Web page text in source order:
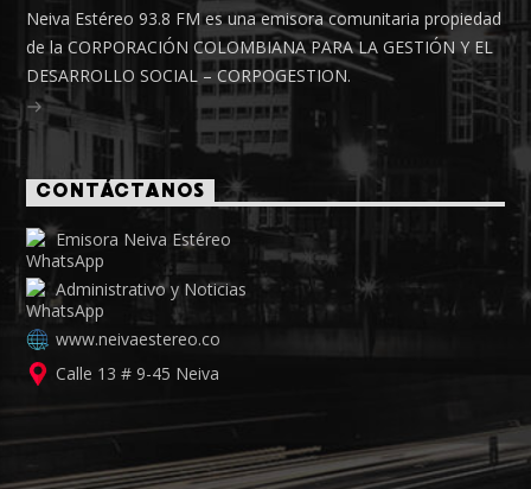
Neiva Estéreo 93.8 FM es una emisora comunitaria propiedad
de la CORPORACIÓN COLOMBIANA PARA LA GESTIÓN Y EL
DESARROLLO SOCIAL – CORPOGESTION.
CONTÁCTANOS
Emisora Neiva Estéreo
Administrativo y Noticias
www.neivaestereo.co
Calle 13 # 9-45 Neiva